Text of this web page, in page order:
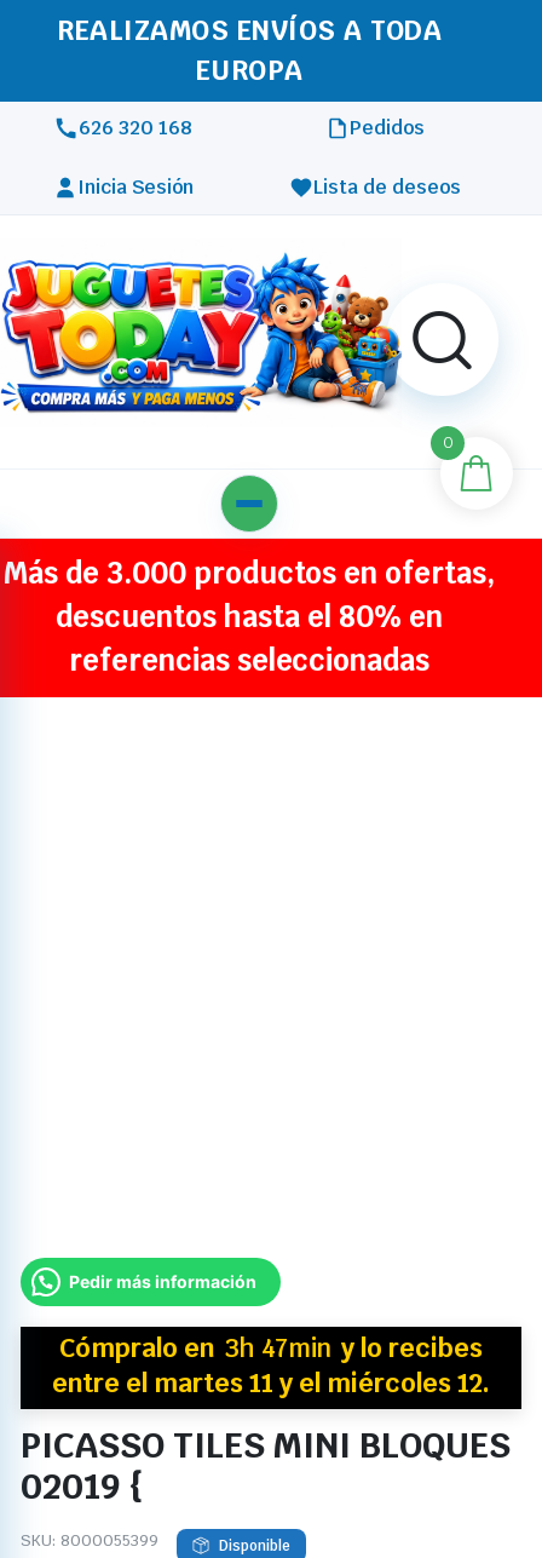
REALIZAMOS ENVÍOS A TODA
EUROPA
626 320 168 Pedidos
Inicia Sesión Lista de deseos
Más de 3.000 productos en ofertas,
descuentos hasta el 80% en
referencias seleccionadas
Pedir más información
Cómpralo en 3h 47min y lo recibes
entre el martes 11 y el miércoles 12.
PICASSO TILES MINI BLOQUES
02019 {
SKU: 8000055399 Disponible
0